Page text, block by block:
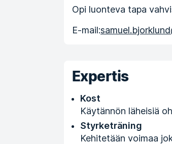
Opi luonteva tapa
E-mail:
Expertis
Kost
Käytännön läheisiä
Styrketräning
Kehitetään voimaa